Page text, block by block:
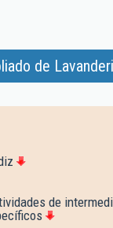
de
de